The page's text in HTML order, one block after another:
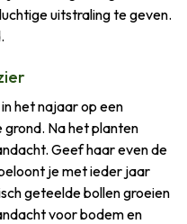
uitstraling te geven.
het najaar op een
Na het planten
Geef haar even de
je met ieder jaar
geteelde bollen groeien
voor bodem en